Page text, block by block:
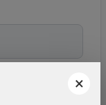
×